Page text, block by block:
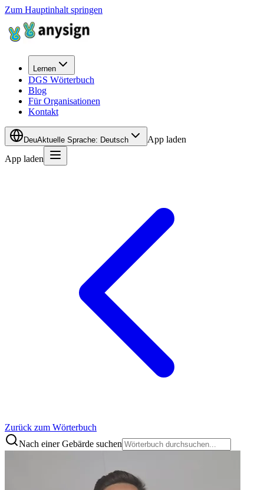
Zum Hauptinhalt springen
Lernen
DGS Wörterbuch
Blog
Für Organisationen
Kontakt
DeuAktuelle Sprache: Deutsch
App laden
App laden
Zurück zum Wörterbuch
Nach einer Gebärde suchen